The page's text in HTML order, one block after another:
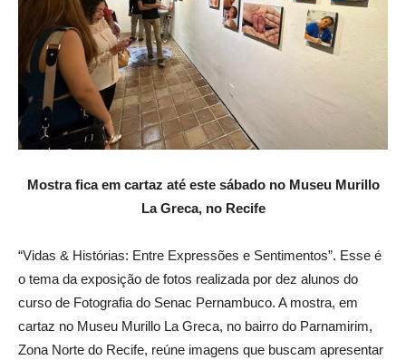
Mostra fica em cartaz até este sábado no Museu Murillo
La Greca, no Recife
“Vidas & Histórias: Entre Expressões e Sentimentos”. Esse é
o tema da exposição de fotos realizada por dez alunos do
curso de Fotografia do Senac Pernambuco. A mostra, em
cartaz no Museu Murillo La Greca, no bairro do Parnamirim,
Zona Norte do Recife, reúne imagens que buscam apresentar